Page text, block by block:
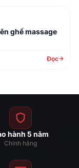
ghế massage
Đọc
hành 5 năm
Chính hãng